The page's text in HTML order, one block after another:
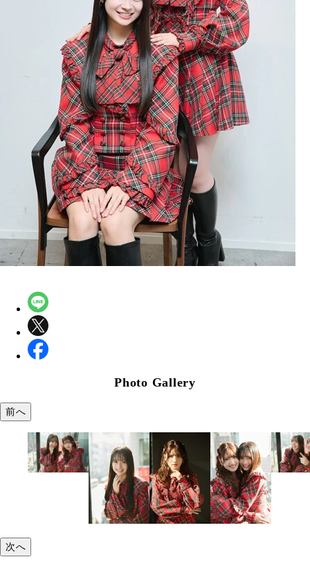
Photo Gallery
前へ
次へ